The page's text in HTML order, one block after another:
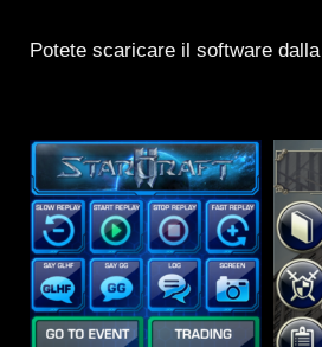
Potete scaricare il software dalla